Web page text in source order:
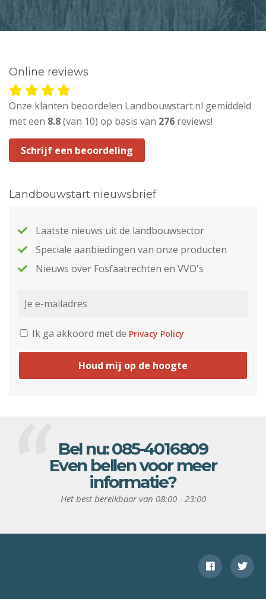
Online reviews
Onze klanten beoordelen Landbouwstart.nl gemiddeld
met een 8.8(van 10) op basis van 276 reviews!
Schrijf een beoordeling
Landbouwstart nieuwsbrief
Laatste nieuws uit de landbouwsector
Speciale aanbiedingen van onze producten
Nieuws over Fosfaatrechten en VVO's
Ik ga akkoord met de Privacy Policy
Houd mij op de hoogte
Bel nu:085-4016809
Even bellen voor meer
informatie?
Het best bereikbaar van 08:00 - 23:00